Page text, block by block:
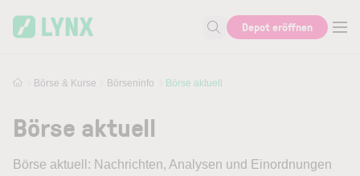
Suche nach Aktie, Autor...
Depot eröffnen
Börse & Kurse Börseninfo Börse aktuell
Börse aktuell
Börse aktuell: Nachrichten, Analysen und Einordnungen